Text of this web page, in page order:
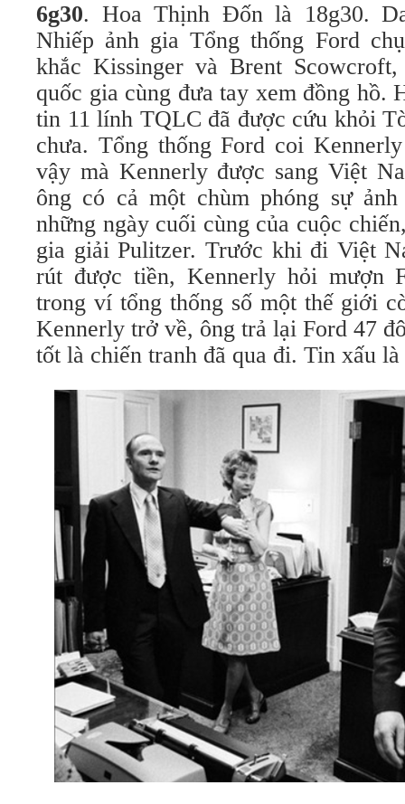
6g30. Hoa Thịnh Đốn là 18g30.
Nhiếp ảnh gia Tổng thống Ford
khắc Kissinger và Brent
quốc gia cùng đưa tay xem đồng hồ.
tin 11 lính TQLC đã được cứu khỏi
chưa. Tổng thống Ford coi
vậy mà Kennerly được sang Việt
ông có cả một chùm phóng sự
những ngày cuối cùng của cuộc
gia giải Pulitzer. Trước khi đi Việt
rút được tiền, Kennerly hỏi mượn
trong ví tổng thống số một thế giới
Kennerly trở về, ông trả lại Ford 47
tốt là chiến tranh đã qua đi. Tin xấu